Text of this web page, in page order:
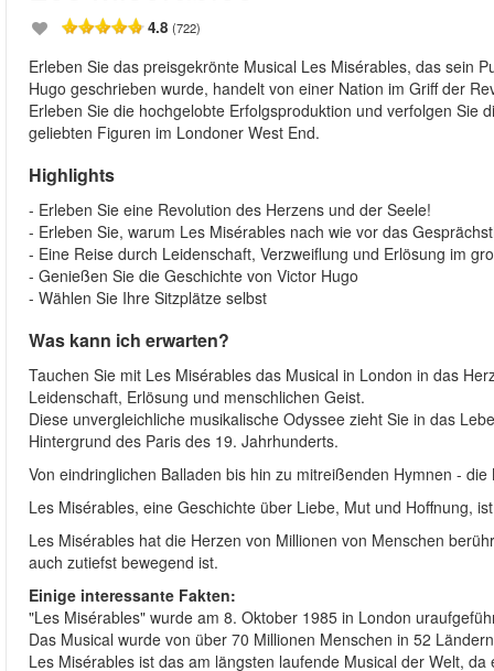
4.8 (722)
Erleben Sie das preisgekrönte Musical Les Misérables, das sein
Hugo geschrieben wurde, handelt von einer Nation im Griff der
Erleben Sie die hochgelobte Erfolgsproduktion und verfolgen Sie
geliebten Figuren im Londoner West End.
Highlights
- Erleben Sie eine Revolution des Herzens und der Seele!
- Erleben Sie, warum Les Misérables nach wie vor das
- Eine Reise durch Leidenschaft, Verzweiflung und Erlösung im
- Genießen Sie die Geschichte von Victor Hugo
- Wählen Sie Ihre Sitzplätze selbst
Was kann ich erwarten?
Tauchen Sie mit Les Misérables das Musical in London in das
Leidenschaft, Erlösung und menschlichen Geist.
Diese unvergleichliche musikalische Odyssee zieht Sie in das
Hintergrund des Paris des 19. Jahrhunderts.
Von eindringlichen Balladen bis hin zu mitreißenden Hymnen -
Les Misérables, eine Geschichte über Liebe, Mut und Hoffnung,
Les Misérables hat die Herzen von Millionen von Menschen
auch zutiefst bewegend ist.
Einige interessante Fakten:
"Les Misérables" wurde am 8. Oktober 1985 in London
Das Musical wurde von über 70 Millionen Menschen in 52
Les Misérables ist das am längsten laufende Musical der Welt,